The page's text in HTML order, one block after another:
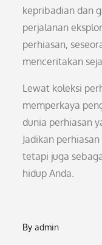
kepribadian dan
perjalanan
perhiasan,
menceritakan
Lewat koleksi
memperkaya
dunia perhiasan
Jadikan
tetapi juga
hidup Anda.
Byadmin